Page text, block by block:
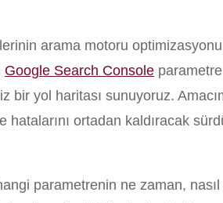
arama motoru
Google Search Console
yol haritası sunuyoruz.
ortadan kaldıracak
parametrenin ne zaman, nasıl